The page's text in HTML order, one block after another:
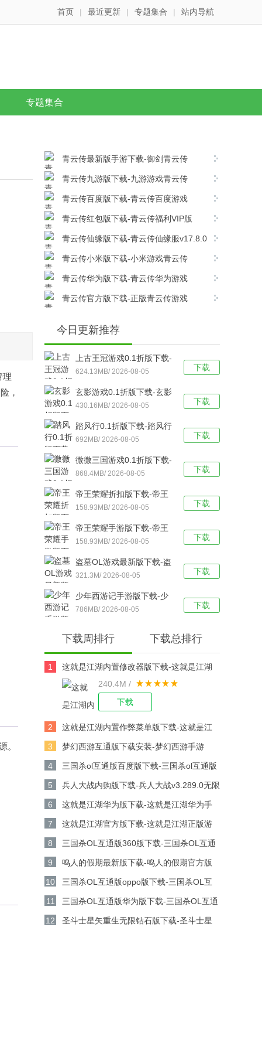
首页 | 最近更新 | 专题集合 | 站内导航
专题集合
理
，
。
青云传最新版手游下载-御剑青云传
v17.8.0安卓版下载
青云传九游版下载-九游游戏青云传
v17.8.0安卓版下载
青云传百度版下载-青云传百度游戏
v17.8.0安卓版下载
青云传红包版下载-青云传福利VIP版
v17.8.0安卓版下载
青云传仙缘版下载-青云传仙缘服v17.8.0
安卓版下载
青云传小米版下载-小米游戏青云传
v17.8.0安卓版下载
青云传华为版下载-青云传华为游戏
v17.8.0安卓版下载
青云传官方版下载-正版青云传游戏
今日更新推荐
下载
上古王冠游戏0.1折版下载-
上古王冠(0.1折官方正版)
福利版 v1.0安卓版下载
624.13MB/ 2026-08-05
下载
玄影游戏0.1折版下载-玄影
（0.1折盗帅送真充）手游
v1.0.0安卓版下载
430.16MB/ 2026-08-05
下载
踏风行0.1折版下载-踏风行
折扣版 v3.0.1安卓版下载
692MB/ 2026-08-05
下载
微微三国游戏0.1折版下载-
微微三国福利版 v1.0安卓
版下载
868.4MB/ 2026-08-05
下载
帝王荣耀折扣版下载-帝王
荣耀满VIP福利版v9.0安卓
版下载
158.93MB/ 2026-08-05
下载
帝王荣耀手游版下载-帝王
荣耀鬼服资源独享版 v9.0
安卓版下载
158.93MB/ 2026-08-05
下载
盗墓OL游戏最新版下载-盗
墓OL官方版 V2.934安卓版
下载
321.3M/ 2026-08-05
下载
少年西游记手游版下载-少
年西游记 v9.5.03安卓版下
786MB/ 2026-08-05
下载周排行 下载总排行
1
这就是江湖内置修改器版下载-这就是江湖
修改版v14.3.0安卓版下载
240.4M /
下载
2
这就是江湖内置作弊菜单版下载-这就是江
湖作弊版v14.3.0安卓版下载
3
梦幻西游互通版下载安装-梦幻西游手游
v1.567.0安卓版下载
4
三国杀ol互通版百度版下载-三国杀ol互通版
百度游戏v3.9.0安卓版下载
5
兵人大战内购版下载-兵人大战v3.289.0无限
金币钻石版下载
6
这就是江湖华为版下载-这就是江湖华为手
机游戏v14.3.0安卓版下载
7
这就是江湖官方版下载-这就是江湖正版游
戏v14.3.0安卓版下载
8
三国杀OL互通版360版下载-三国杀OL互通
版360客户端v3.9.0安卓版下载
9
鸣人的假期最新版下载-鸣人的假期官方版
v1.23安卓版下载
10
三国杀OL互通版oppo版下载-三国杀OL互
通版oppo手机游戏v3.9.0安卓版下载
11
三国杀OL互通版华为版下载-三国杀OL互通
版华为游戏v3.9.0安卓版下载
12
圣斗士星矢重生无限钻石版下载-圣斗士星